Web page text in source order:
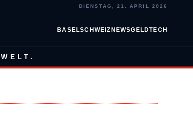
DIENSTAG, 21. APRIL 2026
BASELSCHWEIZ NEWSGELDTECH